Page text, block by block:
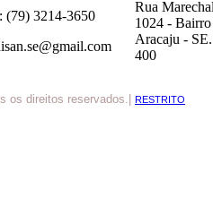
(79) 3214-3650
Rua
1024 -
Aracaju -
400
os direitos reservados.| RESTRITO